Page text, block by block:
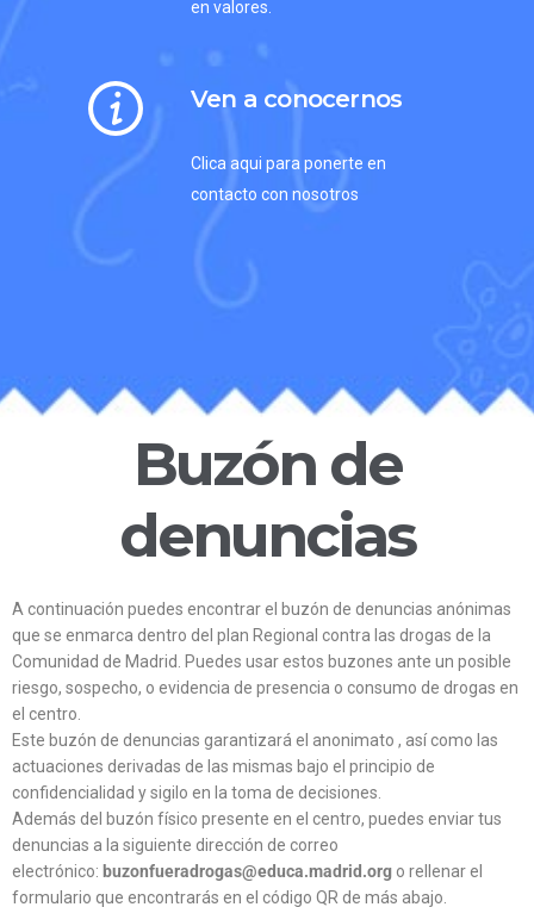
en valores.
Ven a conocernos
Clica aqui para ponerte en
contacto con nosotros
Buzón de
denuncias
A continuación puedes encontrar el buzón de denuncias anónimas
que se enmarca dentro del plan Regional contra las drogas de la
Comunidad de Madrid. Puedes usar estos buzones ante un posible
riesgo, sospecho, o evidencia de presencia o consumo de drogas en
el centro.
Este buzón de denuncias garantizará el anonimato , así como las
actuaciones derivadas de las mismas bajo el principio de
confidencialidad y sigilo en la toma de decisiones.
Además del buzón físico presente en el centro, puedes enviar tus
denuncias a la siguiente dirección de correo
electrónico: buzonfueradrogas@educa.madrid.org o rellenar el
formulario que encontrarás en el código QR de más abajo.